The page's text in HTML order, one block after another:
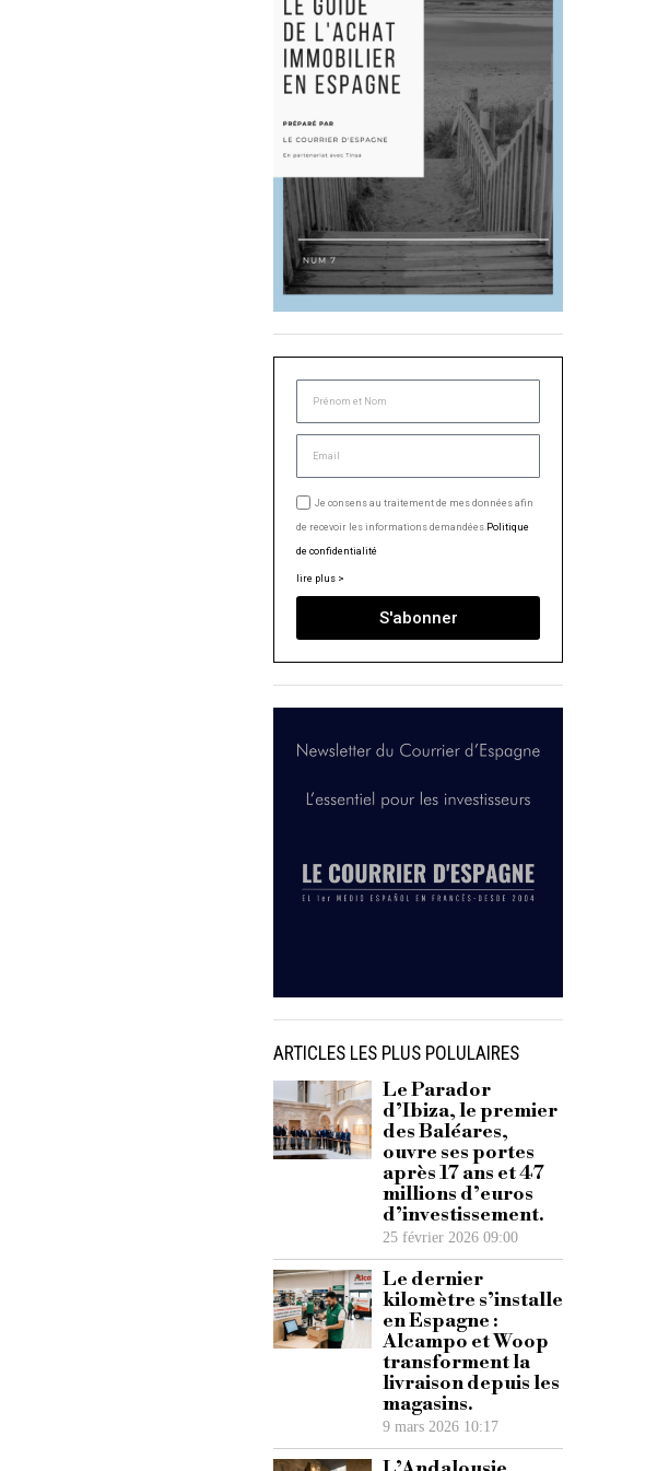
Je consens au traitement de mes données afin
de recevoir les informations demandées.Politique
de confidentialité
lire plus >
S'abonner
ARTICLES LES PLUS POLULAIRES
Le Parador
d’Ibiza, le premier
des Baléares,
ouvre ses portes
après 17 ans et 47
millions d’euros
d’investissement.
25 février 2026 09:00
Le dernier
kilomètre s’installe
en Espagne :
Alcampo et Woop
transforment la
livraison depuis les
magasins.
9 mars 2026 10:17